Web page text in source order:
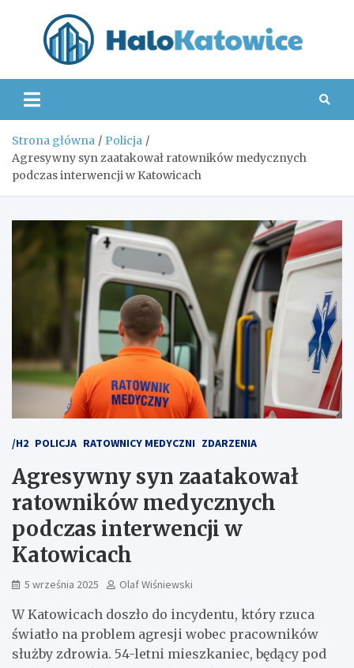
Strona główna
Policja
Agresywny syn zaatakował ratowników medycznych
podczas interwencji w Katowicach
/H2 POLICJA RATOWNICY MEDYCZNI ZDARZENIA
Agresywny syn zaatakował
ratowników medycznych
podczas interwencji w
Katowicach
5 września 2025 Olaf Wiśniewski
W Katowicach doszło do incydentu, który rzuca
światło na problem agresji wobec pracowników
służby zdrowia. 54-letni mieszkaniec, będący pod